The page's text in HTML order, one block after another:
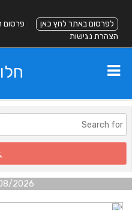
לפרסום באתר לחץ כאן
פרסום
הצהרת נגישות
12:12